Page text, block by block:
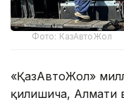
Фото: КазАвтоЖол
«ҚазАвтоЖол»
қилишича, Алмати